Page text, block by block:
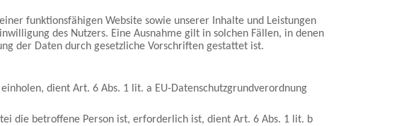
funktionsfähigen Website sowie unserer Inhalte und Leistungen
des Nutzers. Eine Ausnahme gilt in solchen Fällen, in denen
der Daten durch gesetzliche Vorschriften gestattet ist.
dient Art. 6 Abs. 1 lit. a EU-Datenschutzgrundverordnung
die betroffene Person ist, erforderlich ist, dient Art. 6 Abs. 1 lit. b